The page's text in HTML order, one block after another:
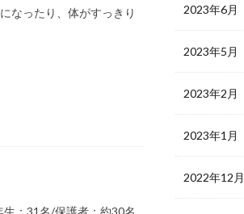
なったり、体がすっきり
：31名/保護者：約30名
2023年6月
2023年5月
2023年2月
2023年1月
2022年12月